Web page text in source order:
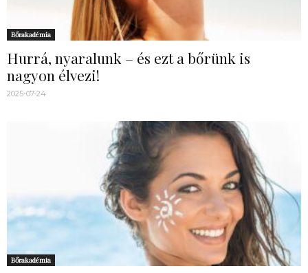
Bőrakadémia
Hurrá, nyaralunk – és ezt a bőrünk is
nagyon élvezi!
2025-07-24
Bőrakadémia